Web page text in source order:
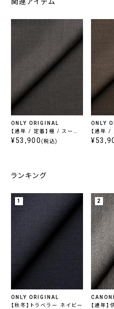
関連アイテム
ONLY ORIGINAL
【通年 / 定番】極 / スーパ
ー120's グレー
¥53,900 (税込)
ONLY
【通年 /
ー120's
ランキング
1
ONLY ORIGINAL
【秋冬】トラベラー ネイビー
2
【通年